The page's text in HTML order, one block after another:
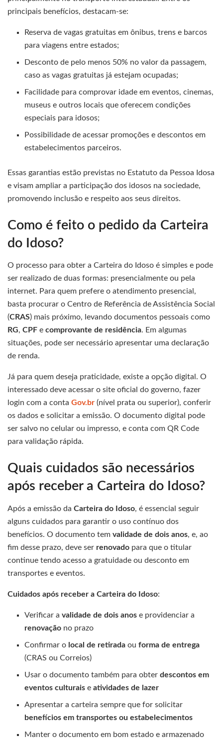
principais benefícios, destacam-se:
Reserva de vagas gratuitas em ônibus, trens e barcos
para viagens entre estados;
Desconto de pelo menos 50% no valor da passagem,
caso as vagas gratuitas já estejam ocupadas;
Facilidade para comprovar idade em eventos, cinemas,
museus e outros locais que oferecem condições
especiais para idosos;
Possibilidade de acessar promoções e descontos em
estabelecimentos parceiros.
Essas garantias estão previstas no Estatuto da Pessoa Idosa
e visam ampliar a participação dos idosos na sociedade,
promovendo inclusão e respeito aos seus direitos.
Como é feito o pedido da Carteira
do Idoso?
O processo para obter a Carteira do Idoso é simples e pode
ser realizado de duas formas: presencialmente ou pela
internet. Para quem prefere o atendimento presencial,
basta procurar o Centro de Referência de Assistência Social
(CRAS) mais próximo, levando documentos pessoais como
RG, CPF e comprovante de residência. Em algumas
situações, pode ser necessário apresentar uma declaração
de renda.
Já para quem deseja praticidade, existe a opção digital. O
interessado deve acessar o site oficial do governo, fazer
login com a conta Gov.br (nível prata ou superior), conferir
os dados e solicitar a emissão. O documento digital pode
ser salvo no celular ou impresso, e conta com QR Code
para validação rápida.
Quais cuidados são necessários
após receber a Carteira do Idoso?
Após a emissão da Carteira do Idoso, é essencial seguir
alguns cuidados para garantir o uso contínuo dos
benefícios. O documento tem validade de dois anos, e, ao
fim desse prazo, deve ser renovado para que o titular
continue tendo acesso a gratuidade ou desconto em
transportes e eventos.
Cuidados após receber a Carteira do Idoso:
Verificar avalidade de dois anos e providenciar a
renovação no prazo
Confirmar o local de retirada ouforma de entrega
(CRAS ou Correios)
Usar o documento também para obterdescontos em
eventos culturais eatividades de lazer
Apresentar a carteira sempre que for solicitar
benefícios em transportes ou estabelecimentos
Manter o documento em bom estado e armazenado